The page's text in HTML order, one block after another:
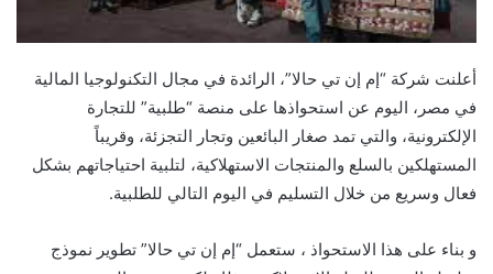
أعلنت شركة “إم إن تي حالا”، الرائدة في مجال التكنولوجيا المالية
في مصر، اليوم عن استحواذها على منصة “طلبية” للتجارة
الإلكترونية، والتي تمد صغار البائعين وتجار التجزئة، وقريباً
المستهلكين بالسلع والمنتجات الاستهلاكية، لتلبية احتياجاتهم بشكل
فعال وسريع من خلال التسليم في اليوم التالي للطلبية.
و بناء على هذا الاستحواذ ، ستعمل “إم إن تي حالا” تطوير نموذج